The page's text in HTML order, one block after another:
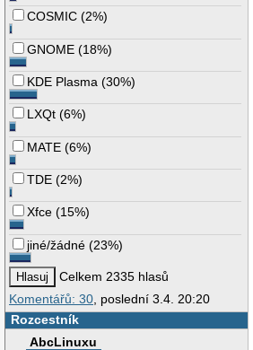
COSMIC (2%)
GNOME (18%)
KDE Plasma (30%)
LXQt (6%)
MATE (6%)
TDE (2%)
Xfce (15%)
jiné/žádné (23%)
Celkem 2335 hlasů
Komentářů: 30, poslední 3.4. 20:20
Rozcestník
AbcLinuxu